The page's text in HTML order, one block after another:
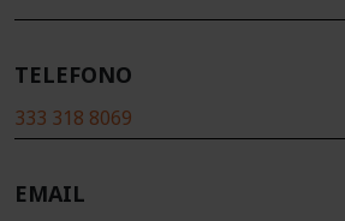
TELEFONO
333 318 8069
EMAIL